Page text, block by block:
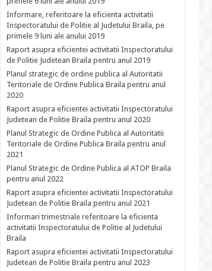
Informare, referitoare la eficienta activitatii
Inspectoratului de Politie al Judetului Braila, pe
primele 9 luni ale anului 2019
Raport asupra eficientei activitatii Inspectoratului
de Politie Judetean Braila pentru anul 2019
Planul strategic de ordine publica al Autoritatii
Teritoriale de Ordine Publica Braila pentru anul
2020
Raport asupra eficientei activitatii Inspectoratului
Judetean de Politie Braila pentru anul 2020
Planul Strategic de Ordine Publica al Autoritatii
Teritoriale de Ordine Publica Braila pentru anul
2021
Planul Strategic de Ordine Publica al ATOP Braila
pentru anul 2022
Raport asupra eficientei activitatii Inspectoratului
Judetean de Politie Braila pentru anul 2021
Informari trimestriale referitoare la eficienta
activitatii Inspectoratului de Politie al Judetului
Braila
Raport asupra eficientei activitatii Inspectoratului
Judetean de Politie Braila pentru anul 2023